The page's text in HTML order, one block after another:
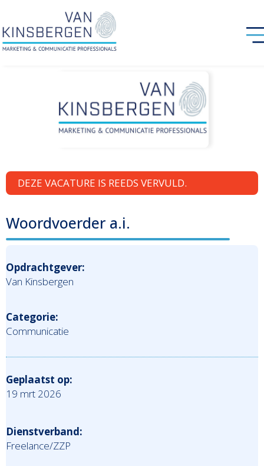
DEZE VACATURE IS REEDS VERVULD.
Woordvoerder a.i.
Opdrachtgever:
Van Kinsbergen
Categorie:
Communicatie
Geplaatst op:
19 mrt 2026
Dienstverband:
Freelance/ZZP